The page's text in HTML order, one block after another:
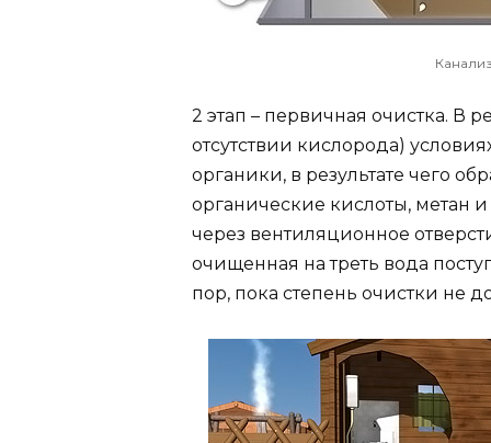
2 этап – первичная очистка. В
отсутствии кислорода)
органики, в результате чего
органические кислоты, метан и
через вентиляционное
очищенная на треть вода
пор, пока степень очистки не